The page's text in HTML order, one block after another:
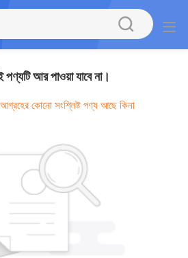
আর পাওয়া যাবে না।
কোনো সংশ্লিষ্ট পণ্য আছে কিনা